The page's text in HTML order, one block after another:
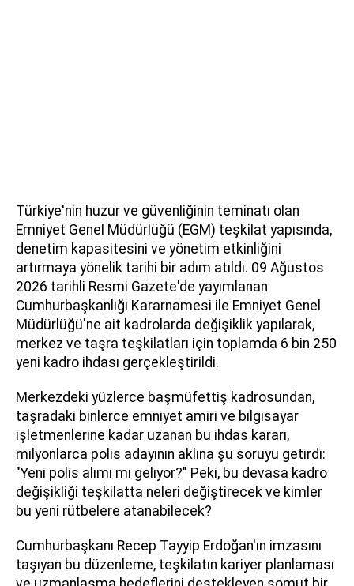
Türkiye'nin huzur ve güvenliğinin teminatı olan
Emniyet Genel Müdürlüğü (EGM) teşkilat yapısında,
denetim kapasitesini ve yönetim etkinliğini
artırmaya yönelik tarihi bir adım atıldı. 09 Ağustos
2026 tarihli Resmi Gazete'de yayımlanan
Cumhurbaşkanlığı Kararnamesi ile Emniyet Genel
Müdürlüğü'ne ait kadrolarda değişiklik yapılarak,
merkez ve taşra teşkilatları için toplamda 6 bin 250
yeni kadro ihdası gerçekleştirildi.
Merkezdeki yüzlerce başmüfettiş kadrosundan,
taşradaki binlerce emniyet amiri ve bilgisayar
işletmenlerine kadar uzanan bu ihdas kararı,
milyonlarca polis adayının aklına şu soruyu getirdi:
"Yeni polis alımı mı geliyor?" Peki, bu devasa kadro
değişikliği teşkilatta neleri değiştirecek ve kimler
bu yeni rütbelere atanabilecek?
Cumhurbaşkanı Recep Tayyip Erdoğan'ın imzasını
taşıyan bu düzenleme, teşkilatın kariyer planlaması